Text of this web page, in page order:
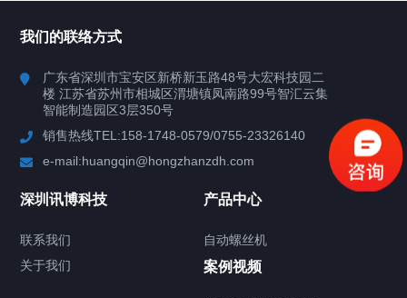
行业案例
联系我们
关于我们
我们的联络方式
广东省深圳市宝安区新桥新玉路48号大宏科技园二
楼 江苏省苏州市相城区渭塘镇凤南路99号智汇云集
智能制造园区3层350号
销售热线TEL:158-1748-0579/0755-23326140
e-mail:huangqin@hongzhanzdh.com
深圳讯博科技
联系我们
关于我们
产品中心
自动螺丝机
案例视频